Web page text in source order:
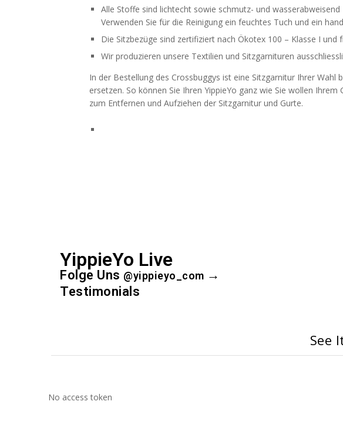
Alle Stoffe sind lichtecht sowie schmutz- und wasserabweisend
Verwenden Sie für die Reinigung ein feuchtes Tuch und ein
Die Sitzbezüge sind zertifiziert nach Ökotex 100 – Klasse I und
Wir produzieren unsere Textilien und Sitzgarnituren
In der Bestellung des Crossbuggys ist eine Sitzgarnitur Ihrer
ersetzen. So können Sie Ihren YippieYo ganz wie Sie wollen
zum Entfernen und Aufziehen der Sitzgarnitur und Gurte.
YippieYo Live
Folge Uns @yippieyo_com →
Testimonials
See
No access token